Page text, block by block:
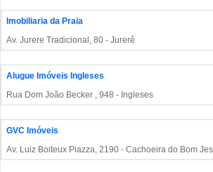
Imobiliaria da Praia
Av. Jurere Tradicional, 80 - Jurerê
Alugue Imóveis Ingleses
Rua Dom João Becker , 948 - Ingleses
GVC Imóveis
Av. Luiz Boiteux Piazza, 2190 - Cachoeira do Bom